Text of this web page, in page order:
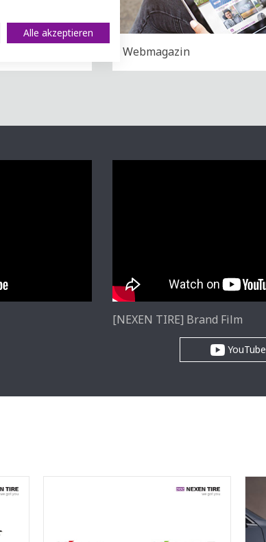
Webmagazin
[NEXEN TIRE] Brand Film
YouTube
Alle akzeptieren